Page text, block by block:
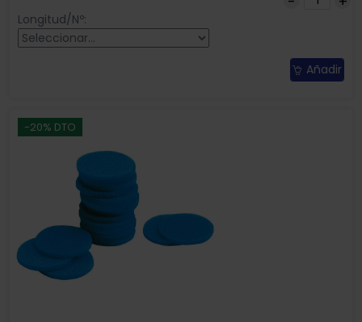
Longitud/Nº:
Añadir
-20% DTO